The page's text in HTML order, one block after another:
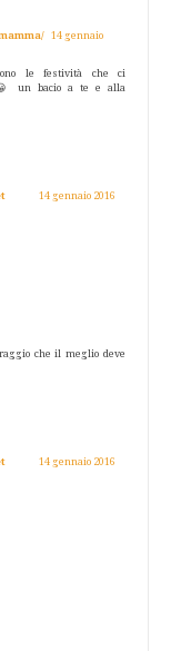
14 gennaio
le festività che ci
un bacio a te e alla
14 gennaio 2016
che il meglio deve
14 gennaio 2016